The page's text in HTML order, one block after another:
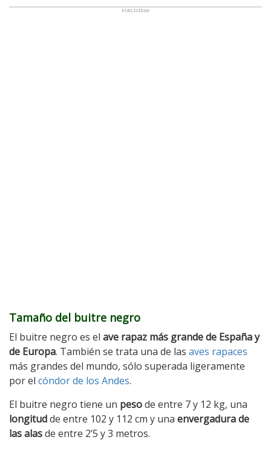
Tamaño del buitre negro
El buitre negro es el ave rapaz más grande de España y
de Europa. También se trata una de las aves rapaces
más grandes del mundo, sólo superada ligeramente
por el cóndor de los Andes.
El buitre negro tiene un pesode entre 7 y 12 kg, una
longitudde entre 102 y 112 cm y una envergadura de
las alasde entre 2’5 y 3 metros.